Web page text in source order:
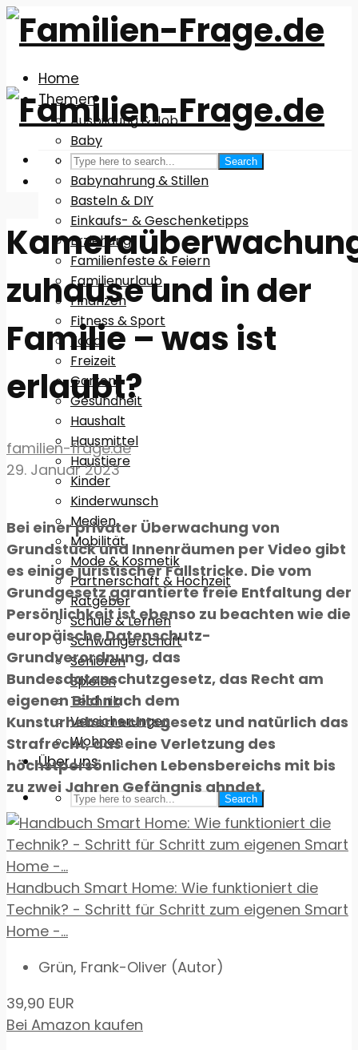
Home
Themen
Ausbildung & Job
Baby
Babyausstattung
Babynahrung & Stillen
Basteln & DIY
Einkaufs- & Geschenketipps
Erziehung
Familienfeste & Feiern
Familienurlaub
Finanzen
Fitness & Sport
Food
Freizeit
Garten
Gesundheit
Haushalt
Hausmittel
Haustiere
Kinder
Kinderwunsch
Medien
Mobilität
Mode & Kosmetik
Partnerschaft & Hochzeit
Ratgeber
Schule & Lernen
Schwangerschaft
Senioren
Spielen
Technik
Versicherungen
Wohnen
Über uns
Search
Search
zuhause und in der
Familie – was ist
erlaubt?
familien-frage.de
29. Januar 2023
Bei einer privater Überwachung von
Grundstück und Innenräumen per Video gibt
es einige juristischer Fallstricke. Die vom
Grundgesetz garantierte freie Entfaltung der
Persönlichkeit ist ebenso zu beachten wie die
europäische Datenschutz-
Grundverordnung, das
Bundesdatenschutzgesetz, das Recht am
eigenen Bild nach dem
Kunsturheberrechtsgesetz und natürlich das
Strafrecht, das eine Verletzung des
höchstpersönlichen Lebensbereichs mit bis
zu zwei Jahren Gefängnis ahndet.
Handbuch Smart Home: Wie funktioniert die
Technik? - Schritt für Schritt zum eigenen Smart
Home -...
Grün, Frank-Oliver (Autor)
39,90 EUR
Bei Amazon kaufen